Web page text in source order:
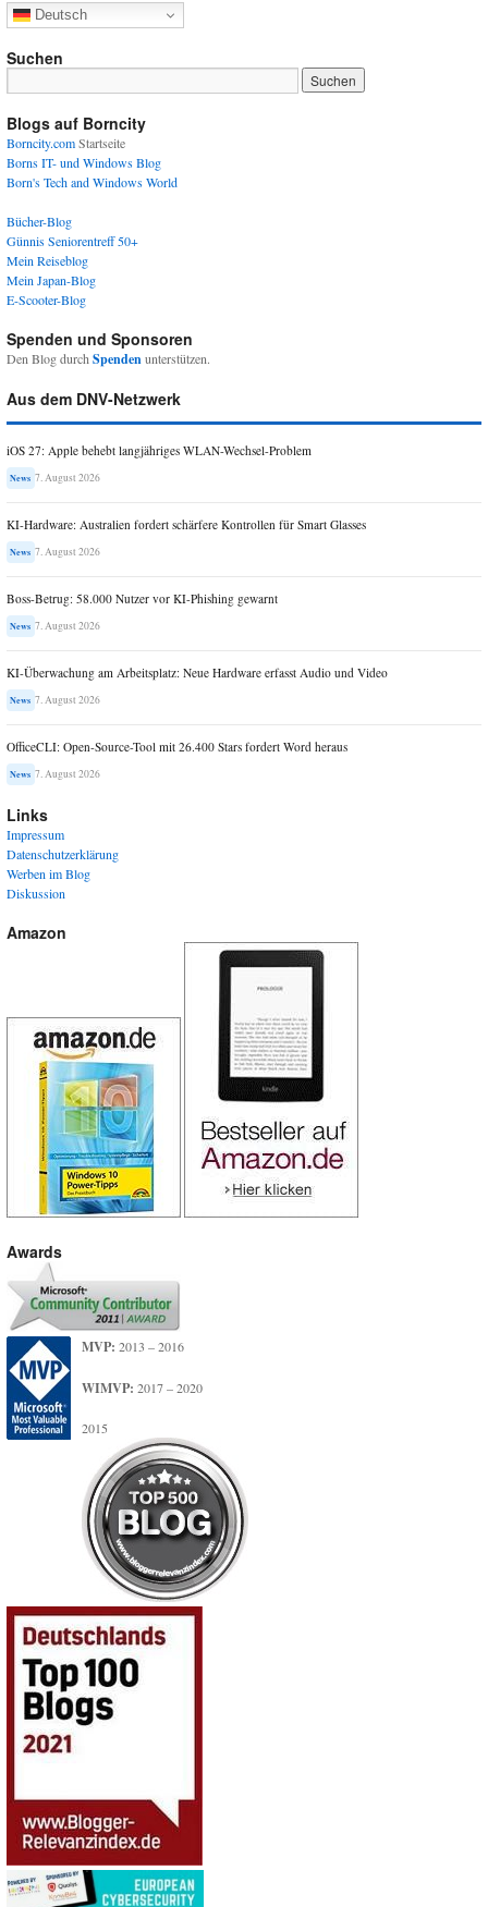
Deutsch
Suchen
Blogs auf Borncity
Borncity.comStartseite
Borns IT- und Windows Blog
Born's Tech and Windows World
Bücher-Blog
Günnis Seniorentreff 50+
Mein Reiseblog
Mein Japan-Blog
E-Scooter-Blog
Spenden und Sponsoren
Den Blog durchSpendenunterstützen.
Aus dem DNV-Netzwerk
iOS 27: Apple behebt langjähriges WLAN-Wechsel-Problem
News 7. August 2026
KI-Hardware: Australien fordert schärfere Kontrollen für Smart Glasses
News 7. August 2026
Boss-Betrug: 58.000 Nutzer vor KI-Phishing gewarnt
News 7. August 2026
KI-Überwachung am Arbeitsplatz: Neue Hardware erfasst Audio und Video
News 7. August 2026
OfficeCLI: Open-Source-Tool mit 26.400 Stars fordert Word heraus
News 7. August 2026
Links
Impressum
Datenschutzerklärung
Werben im Blog
Diskussion
Amazon
Awards
MVP: 2013 – 2016
WIMVP: 2017 – 2020
2015